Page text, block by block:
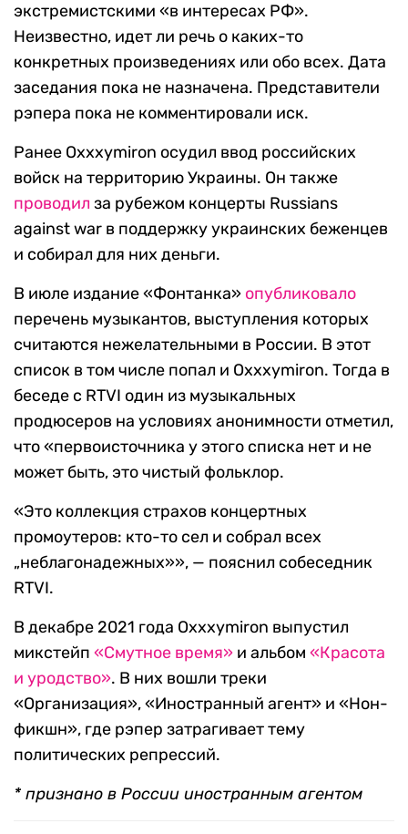
экстремистскими «в интересах РФ».
Неизвестно, идет ли речь о каких-то
конкретных произведениях или обо всех. Дата
заседания пока не назначена. Представители
рэпера пока не комментировали иск.
Ранее Oxxxymiron осудил ввод российских
войск на территорию Украины. Он также
проводил за рубежом концерты Russians
against war в поддержку украинских беженцев
и собирал для них деньги.
В июле издание «Фонтанка» опубликовало
перечень музыкантов, выступления которых
считаются нежелательными в России. В этот
список в том числе попал и Oxxxymiron. Тогда в
беседе с RTVI один из музыкальных
продюсеров на условиях анонимности отметил,
что «первоисточника у этого списка нет и не
может быть, это чистый фольклор.
«Это коллекция страхов концертных
промоутеров: кто-то сел и собрал всех
„неблагонадежных»», — пояснил собеседник
RTVI.
В декабре 2021 года Oxxxymiron выпустил
микстейп «Смутное время» и альбом «Красота
и уродство». В них вошли треки
«Организация», «Иностранный агент» и «Нон-
фикшн», где рэпер затрагивает тему
политических репрессий.
* признано в России иностранным агентом